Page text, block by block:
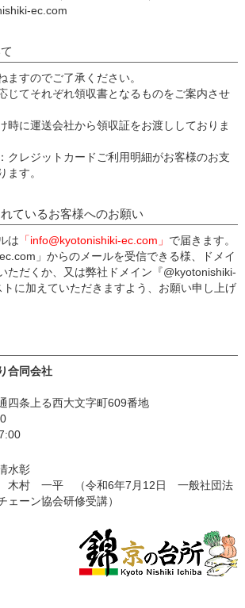
ec.com
ますのでご了承ください。
じてそれぞれ領収書となるものをご案内させ
時に運送会社から領収証をお渡ししておりま
クレジットカードご利用明細がお客様のお支
ます。
ているお客様へのお願い
は 「info@kyotonishiki-ec.com」 で届きます。
」からのメールを受信できる様、ドメイ
ただくか、又は弊社ドメイン『@kyotonishiki-
に加えていただきますよう、お願い申し上げ
合同会社
四条上る西大文字町609番地
水彰
木村 一平 （令和6年7月12日 一般社団法
ェーン協会研修受講）